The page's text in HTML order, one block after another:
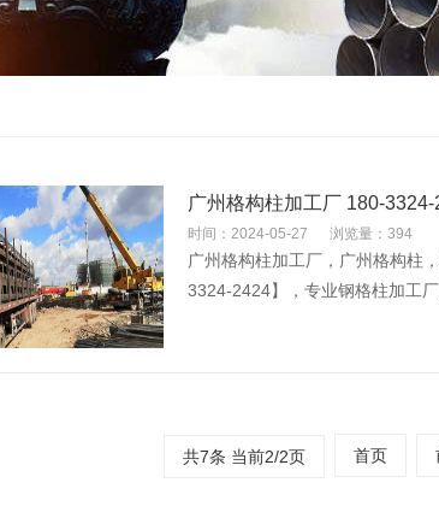
广州格构柱加工厂 180-3324-
时间：2024-05-27 浏览量：394
广州格构柱加工厂，广州格构柱
3324-2424】，专业钢格柱加工
共7条 当前2/2页 首页